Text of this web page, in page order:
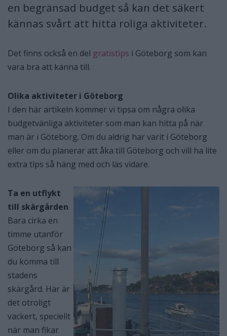
en begränsad budget så kan det säkert
kännas svårt att hitta roliga aktiviteter.
Det finns också en del gratistips i Göteborg som kan
vara bra att känna till.
Olika aktiviteter i Göteborg
I den här artikeln kommer vi tipsa om några olika
budgetvänliga aktiviteter som man kan hitta på när
man är i Göteborg. Om du aldrig har varit i Göteborg
eller om du planerar att åka till Göteborg och vill ha lite
extra tips så häng med och läs vidare.
Ta en utflykt
till skärgården
Bara cirka en
timme utanför
Göteborg så kan
du komma till
stadens
skärgård. Här är
det otroligt
vackert, speciellt
när man fikar